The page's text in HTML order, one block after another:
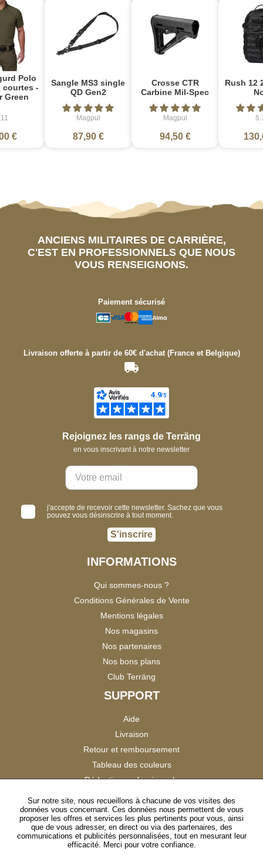
Polo
courtes -
Green
€
Sangle MS3 single
QD Gen2
Magpul
87,90 €
Crosse CTR
Carbine Mil-Spec
Magpul
94,50 €
Rush 12
ANCIENS MILITAIRES DE CARRIÈRE,
C'EST EN PROFESSIONNELS QUE NOUS
VOUS RENSEIGNONS.
Paiement sécurisé
Livraison offerte à partir de 60€ d'achat (France et Belgique)
Rejoignez les rangs de Terräng
en vous inscrivant à notre newsletter
j'accepte de recevoir cette newsletter. Sachez que vous
pouvez vous désinscrire à tout moment.
S'inscrire
INFORMATIONS
Qui sommes-nous ?
Conditions Générales de Vente
Mentions légales
Nos magasins
Nos partenaires
Nos bons plans
Club Terräng
SUPPORT
Aide
Livraison
Retour et remboursement
Tableau des couleurs
Réduction professionnels
Catalogues
Satisfaction Clients
SUIVEZ-NOUS
Sur notre site, nous recueillons à chacune de vos visites des
données vous concernant. Ces données nous permettent de vous
proposer les offres et services les plus pertinents pour vous, ainsi
que de vous adresser, en direct ou via des partenaires, des
communications et publicités personnalisées, tout en mesurant leur
efficacité. Merci pour votre confiance.